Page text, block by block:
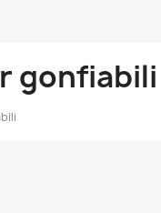
gonfiabili